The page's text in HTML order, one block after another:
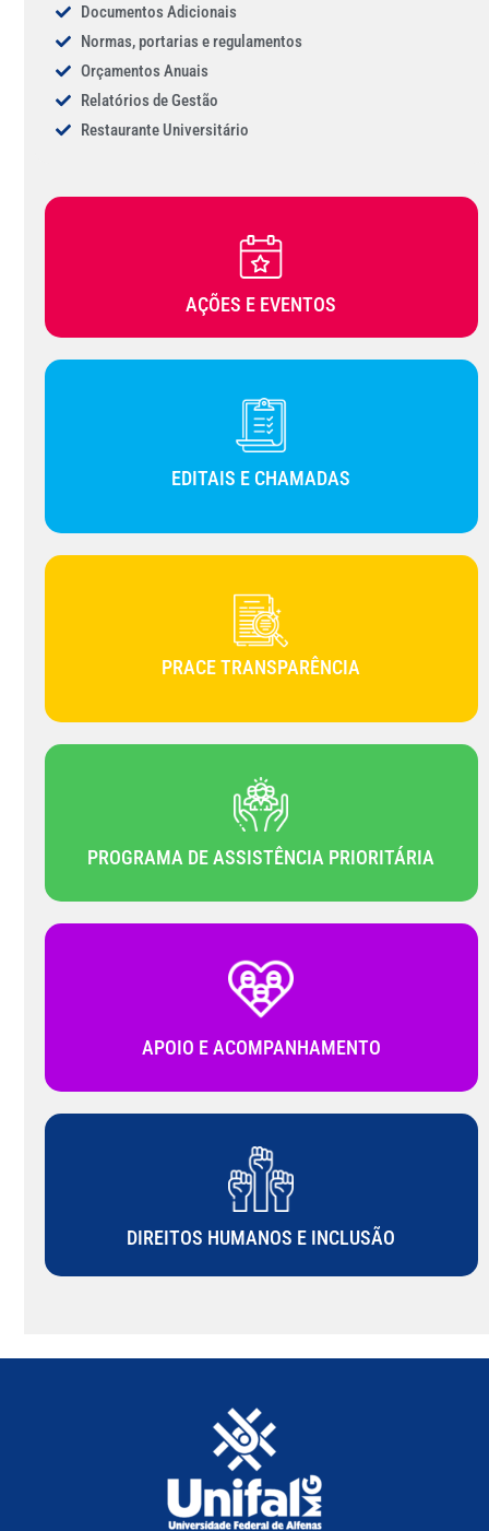
Documentos Adicionais
Normas, portarias e regulamentos
Orçamentos Anuais
Relatórios de Gestão
Restaurante Universitário
AÇÕES E EVENTOS
EDITAIS E CHAMADAS
PRACE TRANSPARÊNCIA
PROGRAMA DE ASSISTÊNCIA PRIORITÁRIA
APOIO E ACOMPANHAMENTO
DIREITOS HUMANOS E INCLUSÃO